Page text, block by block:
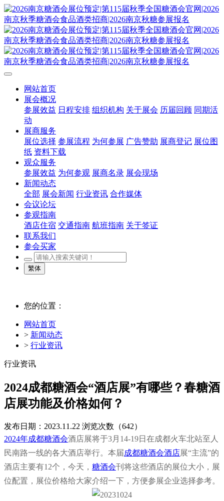
网站首页
展会概况
参展效益 日程安排 组织机构 关于展会 历届回顾 同期活
动
展商服务
展位选择 参展流程 为何参展 广告赞助 展商登记 展位图
纸 资料下载
观众服务
参展效益 为何参观 展商名录 展会现场
新闻动态
全部 展会新闻 行业资讯 合作媒体
会议论坛
参观指南
酒店住宿 交通指南 航班指南 关于签证
联系我们
参会买家
繁体
您的位置：
网站首页
> 新闻动态
> 行业资讯
行业资讯
2024成都糖酒会“酒店展”有哪些？春糖酒
店展功能及价格如何？
发布日期：2023.11.22 浏览次数（642）
2024年成都糖酒会酒店展将于3月14-19日在成都火车北站至人
民南路一线的各大酒店举行。本届成都糖酒会酒店展“主流”的
酒店主要有12个，今天， 糖酒会刊将这些酒店的展位大小，展
位配置，展位价格给大家介绍一下，方便参展企业选择参考。